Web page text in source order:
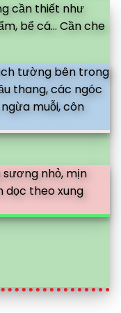
cần thiết như
bể cá... Cần che
tường bên trong
thang, các ngóc
muỗi, côn
sương nhỏ, mịn
dọc theo xung